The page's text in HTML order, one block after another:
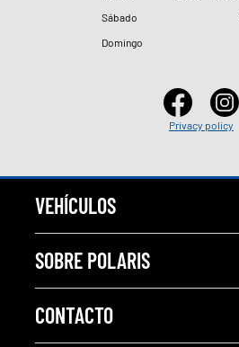
Sábado
Domingo
Privacy policy
VEHÍCULOS
SOBRE POLARIS
CONTACTO